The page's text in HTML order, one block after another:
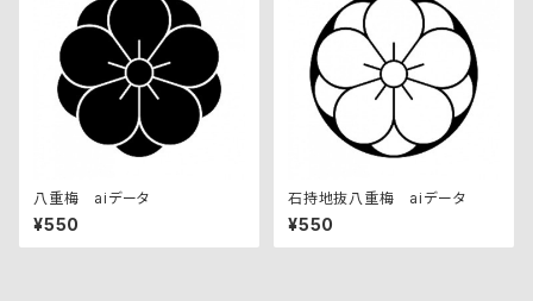
八重梅 aiデータ
¥550
石持地抜八重梅 aiデータ
¥550